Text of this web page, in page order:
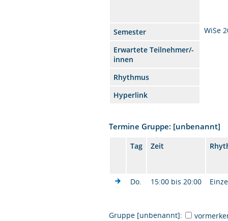
Semester
WiSe
Erwartete Teilnehmer/-
innen
Rhythmus
Hyperlink
Termine Gruppe: [unbenannt]
Tag Zeit
Do. 15:00 bis 20:00
Gruppe [unbenannt]: